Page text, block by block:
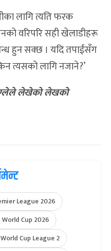
लागि त्यति फरक
वरिपरि सही खेलाडीहरू
हुन सक्छ । यदि तपाईंसँग
त्यसको लागि नजाने?’
लेखेको लेखको
League 2026
World Cup 2026
Cup League 2